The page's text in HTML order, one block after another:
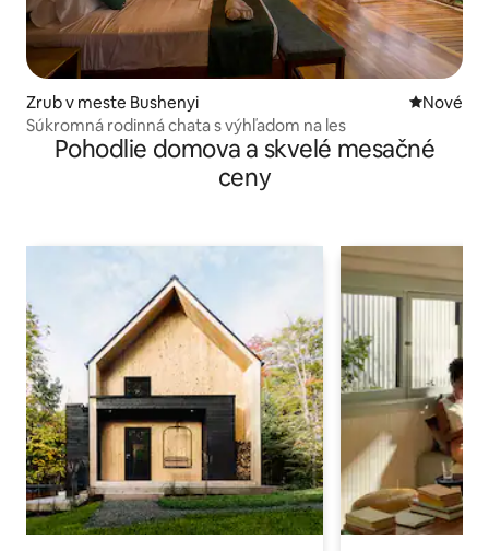
Zrub v meste Bushenyi Nové
Nové
Súkromná rodinná chata s výhľadom na les
Pohodlie domova a skvelé mesačné
ceny